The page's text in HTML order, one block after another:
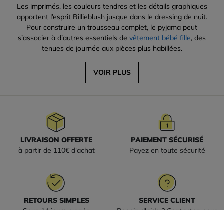
Les imprimés, les couleurs tendres et les détails graphiques
apportent l’esprit Billieblush jusque dans le dressing de nuit.
Pour construire un trousseau complet, le pyjama peut
s’associer à d’autres essentiels de vêtement bébé fille, des
tenues de journée aux pièces plus habillées.
VOIR PLUS
LIVRAISON OFFERTE
à partir de 110€ d'achat
PAIEMENT SÉCURISÉ
Payez en toute sécurité
RETOURS SIMPLES
SERVICE CLIENT